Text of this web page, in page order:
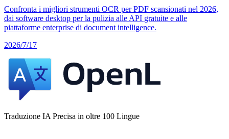
Confronta i migliori strumenti OCR per PDF scansionati nel 2026,
dai software desktop per la pulizia alle API gratuite e alle
piattaforme enterprise di document intelligence.
2026/7/17
Traduzione IA Precisa in oltre 100 Lingue